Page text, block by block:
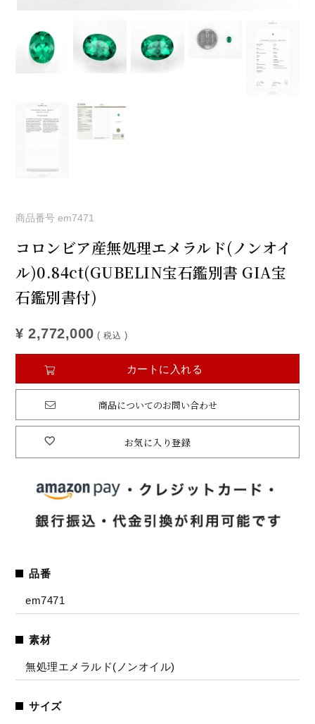
商品番号 em7471
コロンビア産無処理エメラルド(ノンオイ
ル)0.84ct(GUBELIN宝石鑑別書 GIA宝
石鑑別書付)
¥ 2,772,000 税込
お気に入り登録
カートに入れる
商品についてのお問い合わせ
品番
em7471
素材
無処理エメラルド(ノンオイル)
サイズ